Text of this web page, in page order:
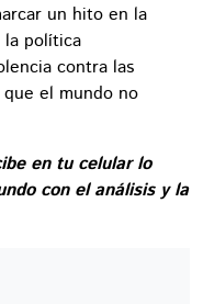
un hito en la
la política
contra las
el mundo no
en tu celular lo
con el análisis y la